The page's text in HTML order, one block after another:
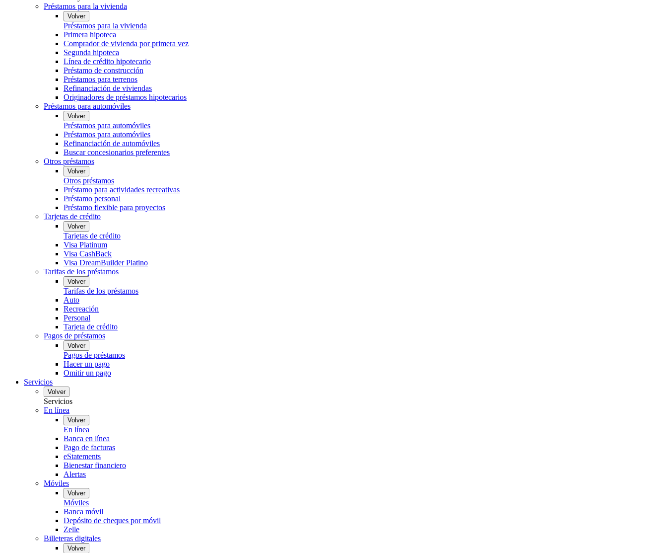
Préstamos para la vivienda
Volver
Préstamos para la vivienda
Primera hipoteca
Comprador de vivienda por primera vez
Segunda hipoteca
Línea de crédito hipotecario
Préstamo de construcción
Préstamos para terrenos
Refinanciación de viviendas
Originadores de préstamos hipotecarios
Préstamos para automóviles
Volver
Préstamos para automóviles
Préstamos para automóviles
Refinanciación de automóviles
Buscar concesionarios preferentes
Otros préstamos
Volver
Otros préstamos
Préstamo para actividades recreativas
Préstamo personal
Préstamo flexible para proyectos
Tarjetas de crédito
Volver
Tarjetas de crédito
Visa Platinum
Visa CashBack
Visa DreamBuilder Platino
Tarifas de los préstamos
Volver
Tarifas de los préstamos
Auto
Recreación
Personal
Tarjeta de crédito
Pagos de préstamos
Volver
Pagos de préstamos
Hacer un pago
Omitir un pago
Servicios
Volver
Servicios
En línea
Volver
En línea
Banca en línea
Pago de facturas
eStatements
Bienestar financiero
Alertas
Móviles
Volver
Móviles
Banca móvil
Depósito de cheques por móvil
Zelle
Billeteras digitales
Volver